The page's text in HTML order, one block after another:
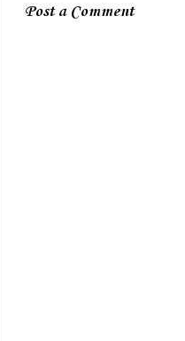
Post a Comment